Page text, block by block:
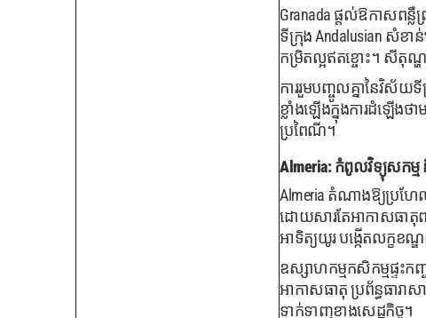
Granada ផ្តល់ឱកាសពន្
ទីក្រុង Andalusian សំខា
កម្រិតល្អឥតខ្ចោះ។ សីតុណ្
ការរួមបញ្ចូលគ្នានៃវិស័យ
ខ្លាំងឡើងក្នុងការដំឡើងថ
ប្រពៃណី។
Almeria: កំពូលវិទ្យុសកម្
Almeria តំណាងឱ្យប្រហែ
ដោយសារតែអាកាសធាតុ
អាទិត្យយូរ បង្កើតលក្ខខណ្
ឧស្សាហកម្មកសិកម្មផ្ទះកញ្
អាកាសធាតុ ប្រព័ន្ធធារាស
ទាក់ទាញខាងសេដ្ឋកិច្ច។